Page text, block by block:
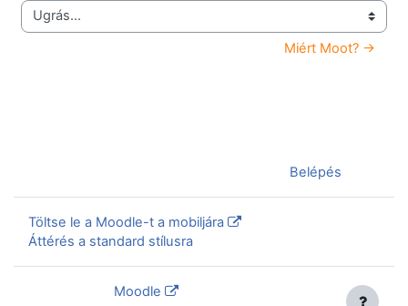
Ugrás...
Miért Moot? →
Belépés
Töltse le a Moodle-t a mobiljára
Áttérés a standard stílusra
Moodle